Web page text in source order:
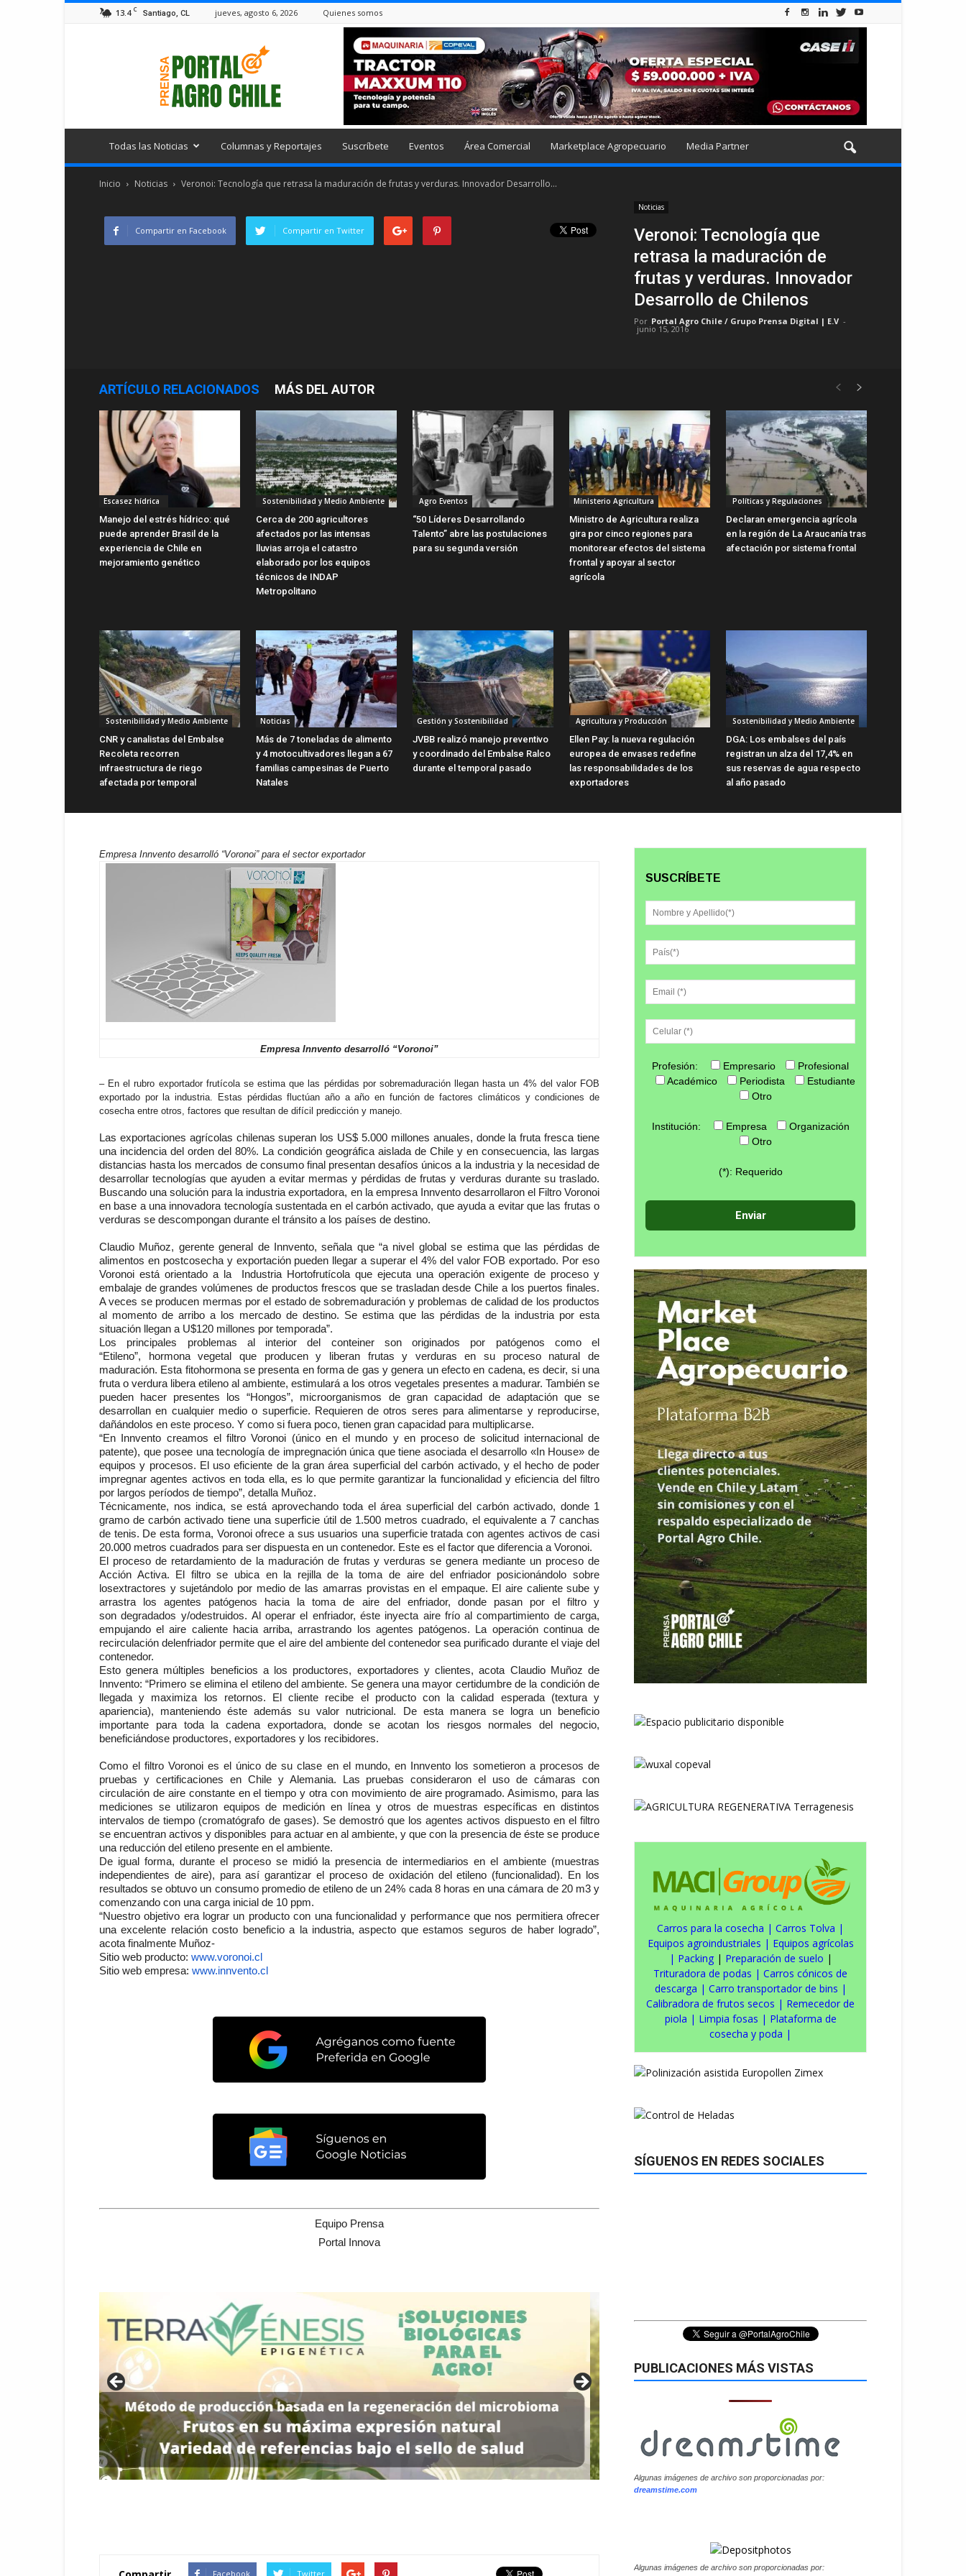
13.4 C Santiago, CL jueves, agosto 6, 2026 Quienes somos
Todas las Noticias Columnas y Reportajes Suscríbete Eventos Área Comercial Marketplace Agropecuario Media Partner
Inicio Noticias Veronoi: Tecnología que retrasa la maduración de frutas y verduras. Innovador Desarrollo...
Noticias
Veronoi: Tecnología que
retrasa la maduración de
frutas y verduras. Innovador
Desarrollo de Chilenos
Por Portal Agro Chile / Grupo Prensa Digital | E.V -
junio 15, 2016
Compartir en Facebook Compartir en Twitter
ARTÍCULO RELACIONADOS MÁS DEL AUTOR
Escasez hídrica
Manejo del estrés hídrico: qué
puede aprender Brasil de la
experiencia de Chile en
mejoramiento genético
Sostenibilidad y Medio Ambiente
Cerca de 200 agricultores
afectados por las intensas
lluvias arroja el catastro
elaborado por los equipos
técnicos de INDAP
Metropolitano
Agro Eventos
“50 Líderes Desarrollando
Talento” abre las postulaciones
para su segunda versión
Ministerio Agricultura
Ministro de Agricultura realiza
gira por cinco regiones para
monitorear efectos del sistema
frontal y apoyar al sector
agrícola
Políticas y Regulaciones
Declaran emergencia agrícola
en la región de La Araucanía tras
afectación por sistema frontal
Sostenibilidad y Medio Ambiente
CNR y canalistas del Embalse
Recoleta recorren
infraestructura de riego
afectada por temporal
Noticias
Más de 7 toneladas de alimento
y 4 motocultivadores llegan a 67
familias campesinas de Puerto
Natales
Gestión y Sostenibilidad
JVBB realizó manejo preventivo
y coordinado del Embalse Ralco
durante el temporal pasado
Agricultura y Producción
Ellen Pay: la nueva regulación
europea de envases redefine
las responsabilidades de los
exportadores
Sostenibilidad y Medio Ambiente
DGA: Los embalses del país
registran un alza del 17,4% en
sus reservas de agua respecto
al año pasado
Empresa Innvento desarrolló “Voronoi” para el sector exportador
Empresa Innvento desarrolló “Voronoi”
– En el rubro exportador frutícola se estima que las pérdidas por sobremaduración llegan hasta un 4% del valor FOB
exportado por la industria. Estas pérdidas fluctúan año a año en función de factores climáticos y condiciones de
cosecha entre otros, factores que resultan de difícil predicción y manejo.
Las exportaciones agrícolas chilenas superan los US$ 5.000 millones anuales, donde la fruta fresca tiene
una incidencia del orden del 80%. La condición geográfica aislada de Chile y en consecuencia, las largas
distancias hasta los mercados de consumo final presentan desafíos únicos a la industria y la necesidad de
desarrollar tecnologías que ayuden a evitar mermas y pérdidas de frutas y verduras durante su traslado.
Buscando una solución para la industria exportadora, en la empresa Innvento desarrollaron el Filtro Voronoi
en base a una innovadora tecnología sustentada en el carbón activado, que ayuda a evitar que las frutas o
verduras se descompongan durante el tránsito a los países de destino.
Claudio Muñoz, gerente general de Innvento, señala que “a nivel globalse estima que las pérdidas de
alimentos en postcosecha y exportación pueden llegar a superar el 4% del valor FOB exportado. Por eso
Voronoi está orientado a la
Industria Hortofrutícola que ejecuta una operación exigente de proceso y
embalaje de grandes volúmenes de productos frescos que se trasladan desde Chile a los puertos finales.
A veces se producen mermas por el estado de sobremaduración y problemas de calidad de los productos
al momento de arribo a los mercado de destino. Se estima que las pérdidas de la industria por esta
situación llegan a U$120 millones por temporada”.
Los principales problemas al interior del conteiner son originados por patógenos como el
“Etileno”, hormona vegetal que producen y liberan frutas y
verduras en su proceso natural de
maduración. Esta fitohormona se presenta en forma de gas y genera un efecto en cadena, es decir, si una
fruta o verdura libera etileno al ambiente, estimulará a los otros vegetales presentes a madurar. También se
pueden hacer presentes los “Hongos”, microorganismos de gran capacidad de adaptación que se
desarrollan en cualquier medio o superficie. Requieren de otros seres para alimentarse y reproducirse,
dañándolos en este proceso. Y como si fuera poco, tienen gran capacidad para multiplicarse.
“En Innvento creamos el filtro Voronoi (único en el mundo y en proceso de solicitud internacional de
patente), que posee una tecnología de impregnación única quetiene asociada el desarrollo «In House» de
equipos y procesos. El uso eficiente de la gran área superficial del carbón activado, y el hecho de poder
impregnar agentes activos en toda ella, es lo que permite garantizar la funcionalidad y eficiencia del filtro
por largos períodos de tiempo”, detalla Muñoz.
Técnicamente, nos indica, se está aprovechando toda el área superficial del carbón activado, donde 1
gramo de carbón activado tiene una superficie útil de 1.500 metros cuadrado, el equivalente a 7 canchas
de tenis. De esta forma, Voronoi ofrece a sus usuarios una superficie tratada con agentes activos de casi
20.000 metros cuadrados para ser dispuesta en un contenedor. Este es el factor que diferencia a Voronoi.
El proceso de retardamiento de la maduración de frutas y verduras se genera mediante un proceso de
Acción Activa.
El filtro se ubica en la rejilla de la toma de aire del enfriador posicionándolo sobre
losextractores y sujetándolo por medio de las amarras provistas en el empaque. El aire caliente sube y
arrastra los agentes
patógenos hacia la toma de aire del
enfriador, donde pasan por el filtro y
son degradados y/odestruidos. Al operar el enfriador, éste inyecta aire frío al compartimiento de carga,
empujando el
aire caliente hacia arriba, arrastrando los agentes patógenos.
La operación continua de
recirculación delenfriador permite que el aire del ambiente del contenedor sea purificado durante el viaje del
contenedor.
Esto genera múltiples beneficios a los productores, exportadores y clientes, acota Claudio Muñoz de
Innvento: “Primero se elimina el etileno del ambiente. Se genera una mayor certidumbre de la condición de
llegada y
maximiza los retornos. El cliente recibe el producto con la calidad esperada (textura y
apariencia), manteniendo éste además su valor nutricional. De esta manera se logra un beneficio
importante para toda la cadena exportadora, donde se acotan los riesgos normales del negocio,
beneficiándose productores, exportadores y los recibidores.
Como el filtro Voronoi es el único de su clase en el mundo, en Innvento los sometieron a procesos de
pruebas y certificaciones en Chile y Alemania. Las pruebas consideraron el uso de cámaras con
circulación de aire constante en el tiempo y otra con movimiento de aire programado. Asimismo, para las
mediciones se utilizaron equipos de medición en línea y otros de muestras específicas en distintos
intervalos de tiempo (cromatógrafo de gases). Se demostró que los agentes activos dispuesto en el filtro
se encuentran activos y disponibles para actuar en al ambiente, y que con la presencia de éste se produce
una reducción del etileno presente en el ambiente.
De igual forma, durante el proceso se midió la presencia de intermediarios en el ambiente (muestras
independientes de aire), para así garantizar el proceso de oxidación del etileno (funcionalidad). En los
resultados se obtuvo un consumo promedio de etileno de un 24% cada 8 horas en una cámara de 20 m3 y
comenzando con una carga inicial de 10 ppm.
“Nuestro objetivo era lograr un producto con una funcionalidad y performance que nos permitiera ofrecer
una excelente relación costo beneficio a la industria, aspecto que estamos seguros de haber logrado”,
acota finalmente Muñoz-
Sitio web producto: www.voronoi.cl
Sitio web empresa: www.innvento.cl
Equipo Prensa
Portal Innova
Facebook Twitter
SUSCRÍBETE
Profesión: Empresario
Profesional
Académico
Periodista
Estudiante
Otro
Institución: Empresa
Organización
Otro
(*): Requerido
Carros para la cosecha | Carros Tolva |
Equipos agroindustriales | Equipos agrícolas
| Packing| Preparación de suelo |
Trituradora de podas | Carros cónicos de
descarga | Carro transportador de bins |
Calibradora de frutos secos | Remecedor de
piola | Limpia fosas | Plataforma de
cosecha y poda |
SÍGUENOS EN REDES SOCIALES
PUBLICACIONES MÁS VISTAS
Algunas imágenes de archivo son proporcionadas por:
dreamstime.com
Algunas imágenes de archivo son proporcionadas por: